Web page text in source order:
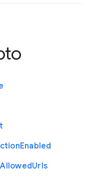
Enabled
AllowedUrls